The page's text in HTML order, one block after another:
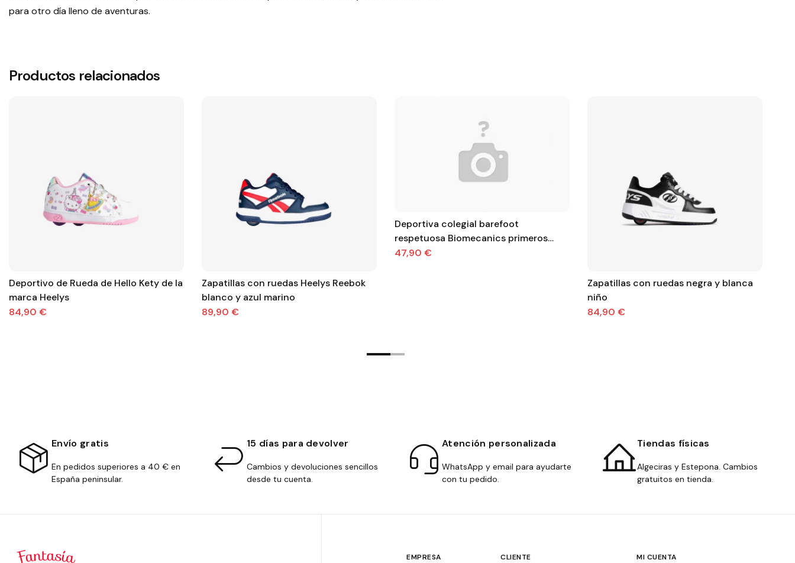
para otro día lleno de aventuras.
Productos relacionados
Deportivo de Rueda de Hello Kety de la
marca Heelys
84,90 €
Zapatillas con ruedas Heelys Reebok
blanco y azul marino
89,90 €
Deportiva colegial barefoot
respetuosa Biomecanics primeros
pasos con velcro
47,90 €
Zapatillas con ruedas negra y blanca
niño
84,90 €
Envío gratis
En pedidos superiores a 40 € en
España peninsular.
15 días para devolver
Cambios y devoluciones sencillos
desde tu cuenta.
Atención personalizada
WhatsApp y email para ayudarte
con tu pedido.
Tiendas físicas
Algeciras y Estepona. Cambios
gratuitos en tienda.
EMPRESA CLIENTE MI CUENTA